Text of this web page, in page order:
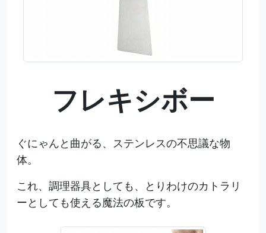
フレキシボー
ぐにゃんと曲がる、ステンレスの不思議な物
体。
これ、調理器具としても、とりわけのカトラリ
ーとしても使える魔法の板です。